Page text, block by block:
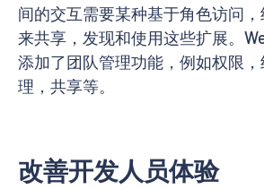
间的交互需要某种基于角色访问
来共享，发现和使用这些扩展。
添加了团队管理功能，例如权限
理，共享等。
改善开发人员体验